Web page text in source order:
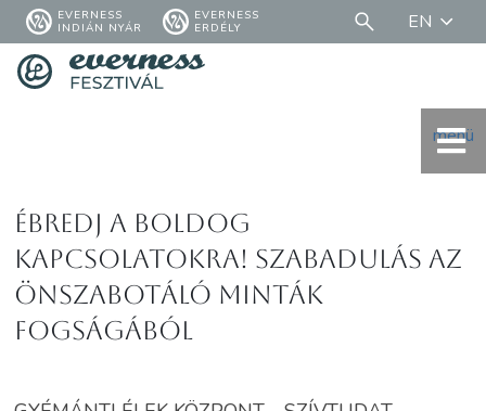
EVERNESS
INDIÁN NYÁR
EVERNESS
ERDÉLY
EN
menü
Ébredj a Boldog
Kapcsolatokra! Szabadulás az
önszabotáló minták
fogságából